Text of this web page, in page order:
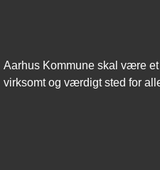
Aarhus Kommune skal være et
virksomt og værdigt sted for